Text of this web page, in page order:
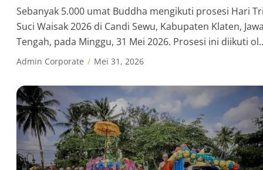
Sebanyak 5.000 umat Buddha mengikuti prosesi Hari
Suci Waisak 2026 di Candi Sewu, Kabupaten Klaten,
Tengah, pada Minggu, 31 Mei 2026. Prosesi ini diikuti
umat Buddha yang berasal dari berbagai daerah,
Barat, Lampung, Bali, DKI Jakarta, Nusa Tenggara Barat,
Sumatera Utara, Tangerang, Banten, dan […]
Admin Corporate Mei 31, 2026